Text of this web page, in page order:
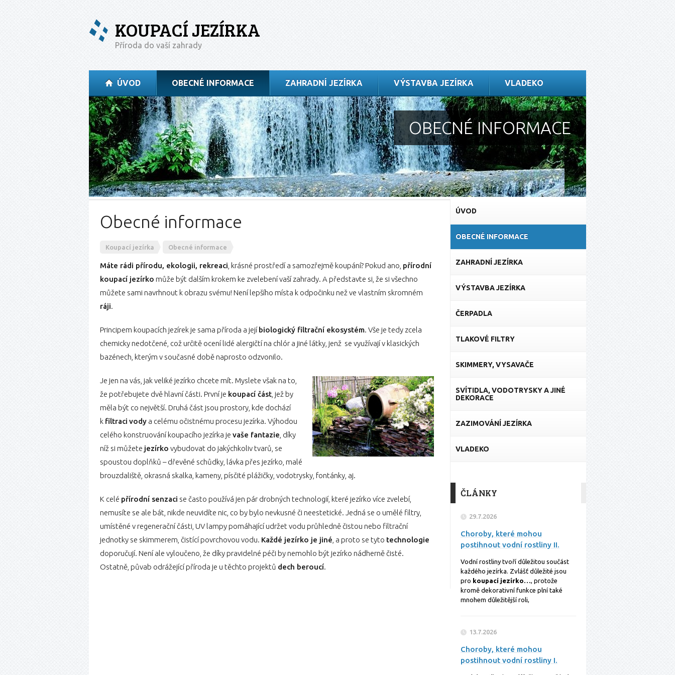
KOUPACÍ JEZÍRKA
Příroda do vaší zahrady
ÚVOD OBECNÉ INFORMACE ZAHRADNÍ JEZÍRKA VÝSTAVBA JEZÍRKA VLADEKO
OBECNÉ INFORMACE
Obecné informace
Koupací jezírka Obecné informace
Máte rádi přírodu, ekologii, rekreaci , krásné prostředí a samozřejmě koupání? Pokud ano, přírodní
koupací jezírko může být dalším krokem ke zvelebení vaší zahrady. A představte si, že si všechno
můžete sami navrhnout k obrazu svému! Není lepšího místa k odpočinku než ve vlastním skromném
ráji.
Principem koupacích jezírek je sama příroda a jejíbiologický filtrační ekosystém. Vše je tedy zcela
chemicky nedotčené, což určitě ocení lidé alergičtí na chlór a jiné látky, jenž se využívají v klasických
bazénech, kterým v současné době naprosto odzvonilo.
Je jen na vás, jak veliké jezírko chcete mít. Myslete však na to,
že potřebujete dvě hlavní části. První je koupací část , jež by
měla být co největší. Druhá část jsou prostory, kde dochází
k filtraci vody a celému očistnému procesu jezírka. Výhodou
celého konstruování koupacího jezírka je vaše fantazie , díky
níž si můžete jezírko vybudovat do jakýchkoliv tvarů, se
spoustou doplňků – dřevěné schůdky, lávka přes jezírko, malé
brouzdaliště, okrasná skalka, kameny, písčité plážičky, vodotrysky, fontánky, aj.
K celé přírodní senzaci se často používá jen pár drobných technologií, které jezírko více zvelebí,
nemusíte se ale bát, nikde neuvidíte nic, co by bylo nevkusné či neestetické. Jedná se o umělé filtry,
umístěné v regenerační části, UV lampy pomáhající udržet vodu průhledně čistou nebo filtrační
jednotky se skimmerem, čistící povrchovou vodu. Každé jezírko je jiné , a proto se tyto technologie
doporučují. Není ale vyloučeno, že díky pravidelné péči by nemohlo být jezírko nádherně čisté.
Ostatně, půvab odrážející příroda je u těchto projektů dech beroucí.
ÚVOD
OBECNÉ INFORMACE
ZAHRADNÍ JEZÍRKA
VÝSTAVBA JEZÍRKA
ČERPADLA
TLAKOVÉ FILTRY
SKIMMERY, VYSAVAČE
SVÍTIDLA, VODOTRYSKY A JINÉ
DEKORACE
ZAZIMOVÁNÍ JEZÍRKA
VLADEKO
ČLÁNKY
29.7.2026
Choroby, které mohou
postihnout vodní rostliny II.
Vodní rostliny tvoří důležitou součást
každého jezírka. Zvlášť důležité jsou
pro koupací jezírko…, protože
kromě dekorativní funkce plní také
mnohem důležitější roli,
13.7.2026
Choroby, které mohou
postihnout vodní rostliny I.